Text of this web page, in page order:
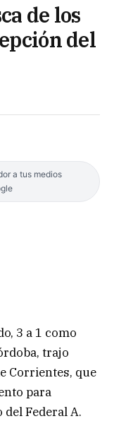
de los
del
a tus medios
3 a 1 como
trajo
Corrientes, que
para
Federal A.